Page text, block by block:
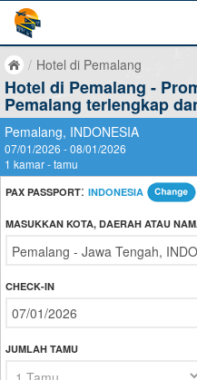
/ Hotel di Pemalang
Hotel di Pemalang -
Pemalang terlengkap
Pemalang, INDONESIA
07/01/2026 - 08/01/2026
1 kamar - tamu
PAX PASSPORT: INDONESIA
MASUKKAN KOTA, DAERAH ATAU
CHECK-IN
JUMLAH TAMU